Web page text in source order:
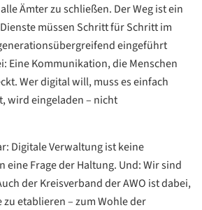
Ämter zu schließen. Der Weg ist ein
müssen Schritt für Schritt im
eingeführt
Eine Kommunikation, die Menschen
Wer digital will, muss es einfach
wird eingeladen – nicht
Digitale Verwaltung ist keine
eine Frage der Haltung. Und: Wir sind
der Kreisverband der AWO ist dabei,
etablieren – zum Wohle der
ZURÜCK
Google
Übersetzen
/
Translate
ZURÜCK